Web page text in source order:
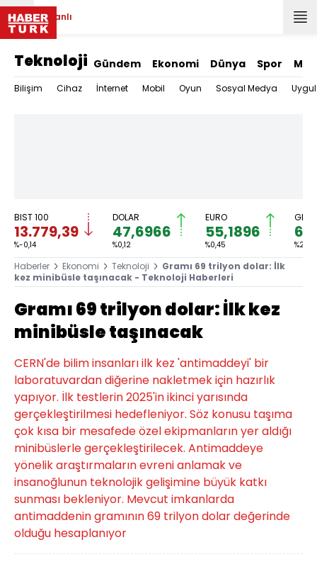
Canlı
Teknoloji Gündem Ekonomi Dünya Spor
Bilişim Cihaz İnternet Mobil Oyun Sosyal Medya
BIST 100
13.779,39
%-0,14
DOLAR
47,6966
%0,12
EURO
55,1896
%0,45 %2,59
Haberler Ekonomi Teknoloji
Gramı 69 trilyon dolar: İlk
kez minibüsle taşınacak - Teknoloji Haberleri
Gramı 69 trilyon dolar: İlk kez
minibüsle taşınacak
CERN'de bilim insanları ilk kez 'antimaddeyi' bir
laboratuvardan diğerine nakletmek için hazırlık
yapıyor. İlk testlerin 2025'in ikinci yarısında
gerçekleştirilmesi hedefleniyor. Söz konusu taşıma
çok kısa bir mesafede özel ekipmanların yer aldığı
minibüslerle gerçekleştirilecek. Antimaddeye
yönelik araştırmaların evreni anlamak ve
insanoğlunun teknolojik gelişimine büyük katkı
sunması bekleniyor. Mevcut imkanlarda
antimaddenin gramının 69 trilyon dolar değerinde
olduğu hesaplanıyor